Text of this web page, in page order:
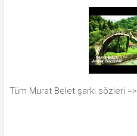
Tüm Murat Belet şarkı sözleri =>